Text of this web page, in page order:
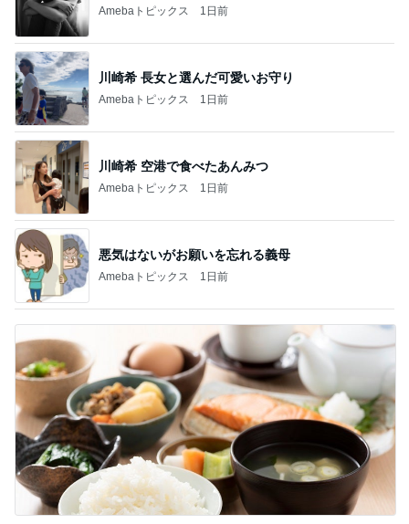
Amebaトピックス 1日前
川崎希 長女と選んだ可愛いお守り
Amebaトピックス 1日前
川崎希 空港で食べたあんみつ
Amebaトピックス 1日前
悪気はないがお願いを忘れる義母
Amebaトピックス 1日前